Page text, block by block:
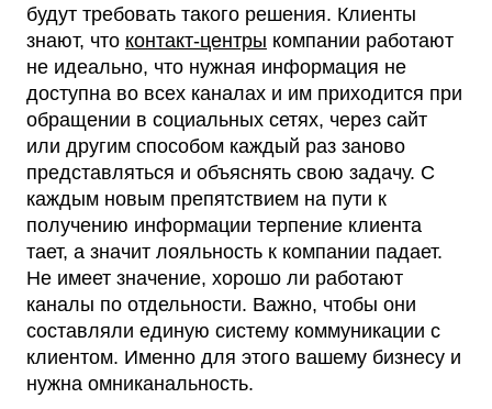
будут требовать такого решения. Клиенты
знают, что контакт-центры компании работают
не идеально, что нужная информация не
доступна во всех каналах и им приходится при
обращении в социальных сетях, через сайт
или другим способом каждый раз заново
представляться и объяснять свою задачу. С
каждым новым препятствием на пути к
получению информации терпение клиента
тает, а значит лояльность к компании падает.
Не имеет значение, хорошо ли работают
каналы по отдельности. Важно, чтобы они
составляли единую систему коммуникации с
клиентом. Именно для этого вашему бизнесу и
нужна омниканальность.